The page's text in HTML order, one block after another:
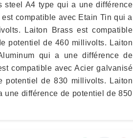
steel A4 type qui a une différence
compatible avec Etain Tin qui a
Laiton Brass est compatible
potentiel de 460 millivolts. Laiton
qui a une différence de
compatible avec Acier galvanisé
potentiel de 830 millivolts. Laiton
une différence de potentiel de 850